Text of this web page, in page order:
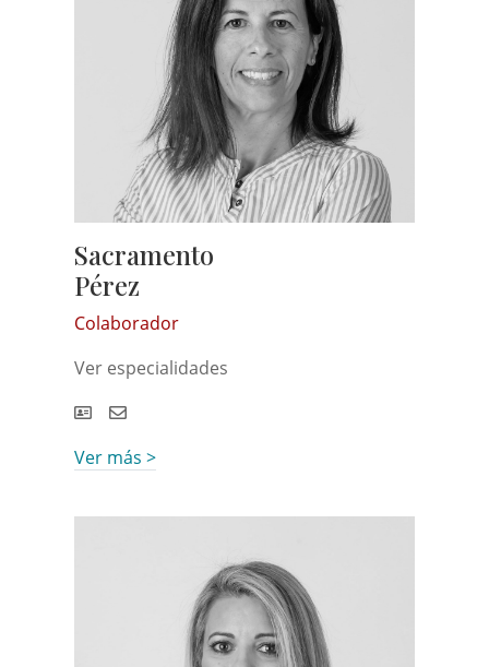
Sacramento
Pérez
Colaborador
Ver especialidades
Ver más >